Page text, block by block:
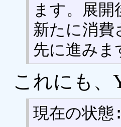
ます。展
新たに消費
先に進み
これにも、
現在の状